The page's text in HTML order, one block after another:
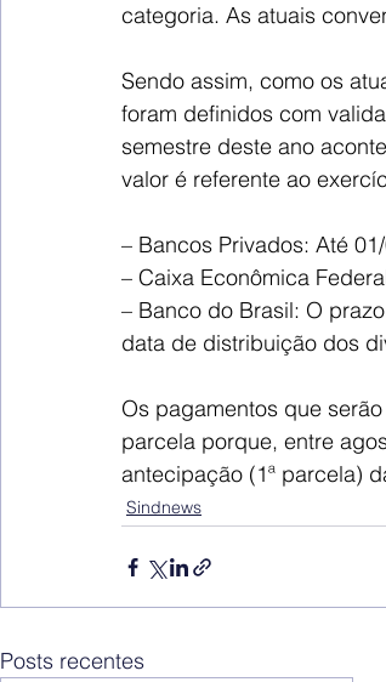
categoria. As atuais
Sendo assim, como os
foram definidos com
semestre deste ano
valor é referente ao
– Bancos Privados: Até
– Caixa Econômica
– Banco do Brasil: O
data de distribuição dos
Os pagamentos que
parcela porque, entre
antecipação (1ª parcela)
Sindnews
Posts recentes